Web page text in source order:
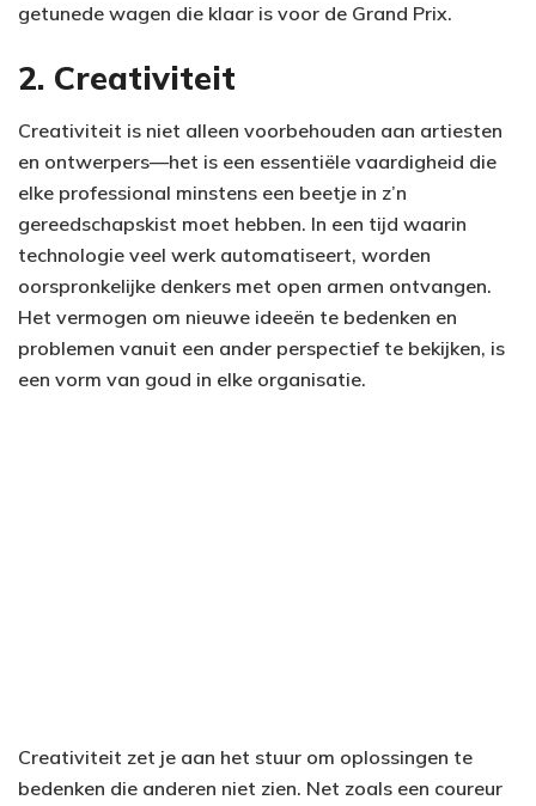
getunede wagen die klaar is voor de Grand Prix.
2. Creativiteit
Creativiteit is niet alleen voorbehouden aan artiesten
en ontwerpers—het is een essentiële vaardigheid die
elke professional minstens een beetje in z’n
gereedschapskist moet hebben. In een tijd waarin
technologie veel werk automatiseert, worden
oorspronkelijke denkers met open armen ontvangen.
Het vermogen om nieuwe ideeën te bedenken en
problemen vanuit een ander perspectief te bekijken, is
een vorm van goud in elke organisatie.
Creativiteit zet je aan het stuur om oplossingen te
bedenken die anderen niet zien. Net zoals een coureur